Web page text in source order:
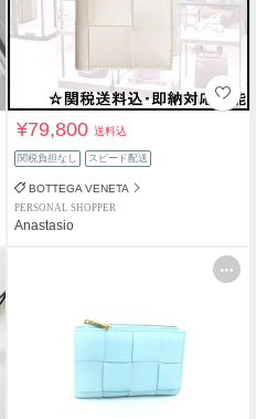
¥79,800送料込
関税負担なし スピード配送
BOTTEGA VENETA
PERSONAL SHOPPER
Anastasio